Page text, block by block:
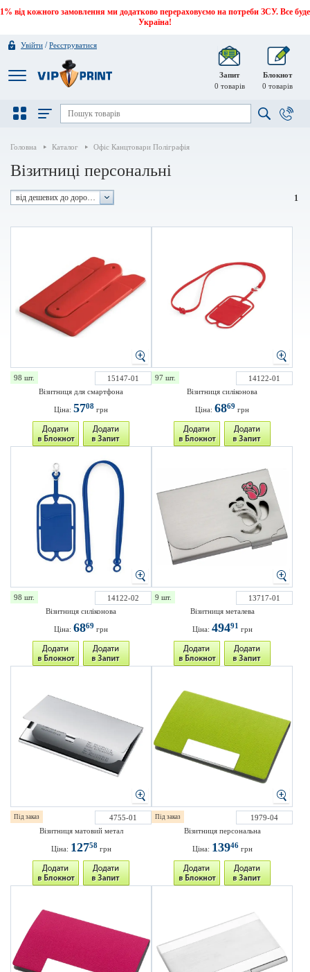
1% від кожного замовлення ми додатково перераховуємо на потреби ЗСУ. Все буде
Україна!
Увійти /Реєструватися
Запит
0 товарів
Блокнот
0 товарів
Головна Каталог Офіс Канцтовари Поліграфія
Візитниці персональні
від дешевих до дорогих 1
98 шт.
15147-01
Візитниця для смартфона
Ціна: 5708 грн
97 шт.
14122-01
Візитниця силіконова
Ціна: 6869 грн
98 шт.
14122-02
Візитниця силіконова
Ціна: 6869 грн
9 шт.
13717-01
Візитниця металева
Ціна: 49491 грн
Під заказ
4755-01
Візитниця матовий метал
Ціна: 12758грн
Під заказ
1979-04
Візитниця персональна
Ціна: 13946грн